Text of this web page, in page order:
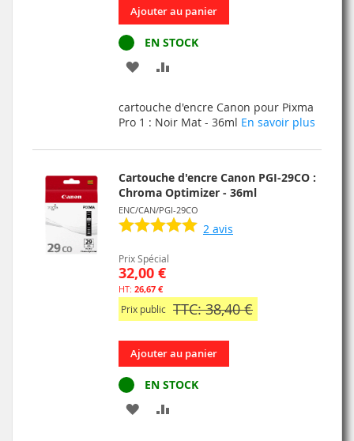
Ajouter au panier
EN STOCK
AJOUTER
MA
LISTE
D’ENVIE
COMPARATEUR
cartouche d'encre Canon pour Pixma
Pro 1 : Noir Mat - 36ml En savoir plus
Cartouche d'encre Canon PGI-29CO :
Chroma Optimizer - 36ml
ENC/CAN/PGI-29CO
2 avis
Prix Spécial
32,00 €
26,67 €
Prix public TTC: 38,40 €
Ajouter au panier
EN STOCK
AJOUTER